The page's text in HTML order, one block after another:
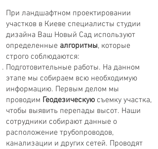
При ландшафтном проектировании
участков в Киеве специалисты студии
дизайна Ваш Новый Сад используют
определенные алгоритмы, которые
строго соблюдаются:
Подготовительные работы. На данном
этапе мы собираем всю необходимую
информацию. Первым делом мы
проводим Геодезическую съемку участка,
чтобы выявить перепады высот. Наши
сотрудники собирают данные о
расположение трубопроводов,
канализации и других сетей. Проводят